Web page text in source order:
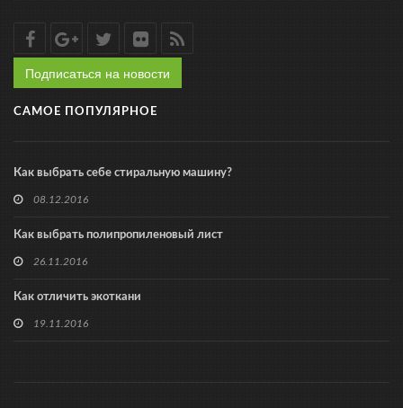
Подписаться на новости
САМОЕ ПОПУЛЯРНОЕ
Как выбрать себе стиральную машину?
08.12.2016
Как выбрать полипропиленовый лист
26.11.2016
Как отличить экоткани
19.11.2016